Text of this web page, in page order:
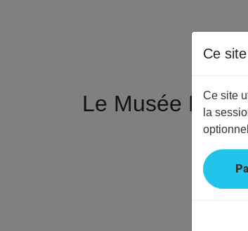
Le Musée
Ce
Ce site
la